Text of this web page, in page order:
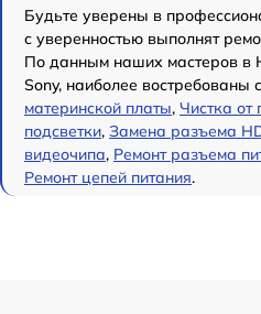
Будьте уверены в
с уверенностью выполнят
По данным наших мастеров в
Sony, наиболее востребованы
материнской платы, Чистка от
подсветки, Замена разъема
видеочипа, Ремонт разъема
Ремонт цепей питания.